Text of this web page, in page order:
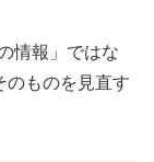
情報」ではな
のものを見直す